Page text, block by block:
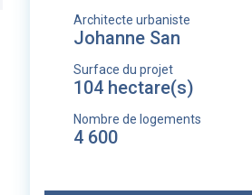
Architecte urbaniste
Johanne San
Surface du projet
104 hectare(s)
Nombre de logements
4 600